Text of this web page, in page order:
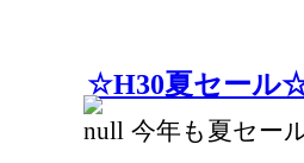
☆H30夏セール
今年も夏セー